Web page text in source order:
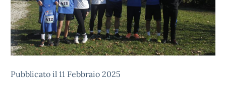
Pubblicato il 11 Febbraio 2025